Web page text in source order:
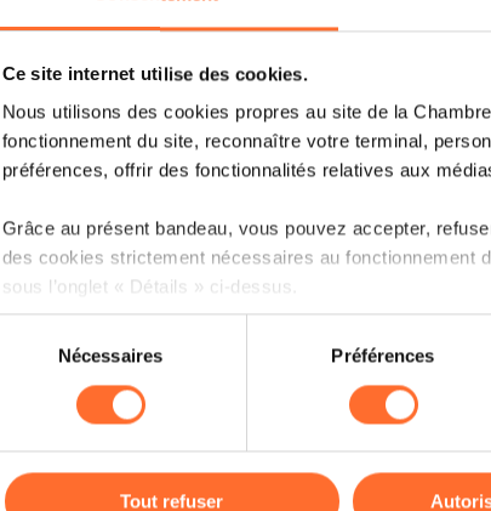
Ce site internet utilise des cookies.
Nous utilisons des cookies propres au site de la
fonctionnement du site, reconnaître votre terminal,
préférences, offrir des fonctionnalités relatives aux
Grâce au présent bandeau, vous pouvez accepter,
des cookies strictement nécessaires au fonctionnement
sous l’onglet « Détails » ci-dessus.
Il est précisé que la navigation sur le site et certaines
cas de refus de tous les cookies ou des cookies non
gauche de chaque page.
Nécessaires Préférences
Tout refuser
Pour
2021
sur